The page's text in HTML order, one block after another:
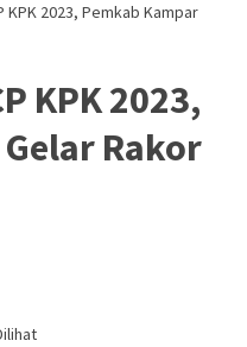
KPK 2023, Pemkab Kampar
KPK 2023,
Rakor